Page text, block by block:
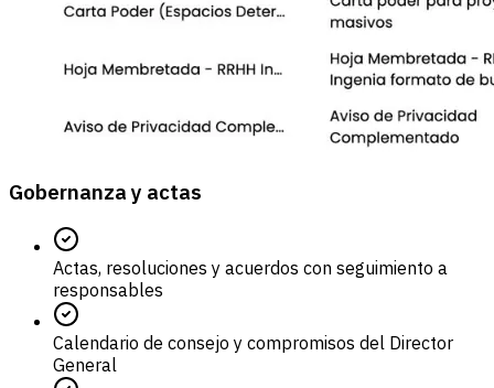
Gobernanza y actas
Actas, resoluciones y acuerdos con seguimiento a
responsables
Calendario de consejo y compromisos del Director
General